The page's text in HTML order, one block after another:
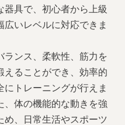
器具で、初心者から上級
広いレベルに対応できま
ランス、柔軟性、筋力を
えることができ、効率的
にトレーニングが行えま
、体の機能的な動きを強
め、日常生活やスポーツ
リラックス
体力作り
筋力アップ